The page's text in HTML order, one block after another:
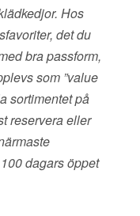
Hos
det du
bra passform,
som ”value
sortimentet på
reservera eller
dagars öppet